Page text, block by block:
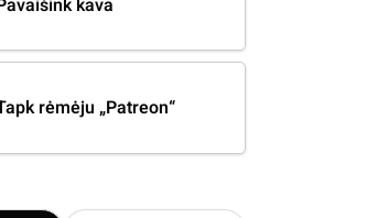
kava
rėmėju „Patreon“